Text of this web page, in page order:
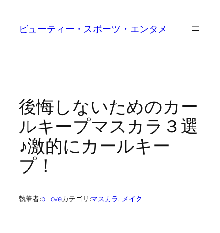
ビューティー・スポーツ・エンタメ
後悔しないためのカー
ルキープマスカラ３選
♪激的にカールキー
プ！
執筆者:bi-loveカテゴリ:マスカラ, メイク